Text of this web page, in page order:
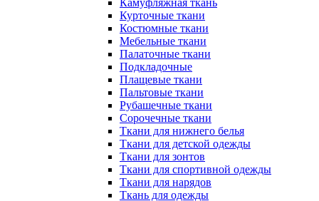
Камуфляжная ткань
Курточные ткани
Костюмные ткани
Мебельные ткани
Палаточные ткани
Подкладочные
Плащевые ткани
Пальтовые ткани
Рубашечные ткани
Сорочечные ткани
Ткани для нижнего белья
Ткани для детской одежды
Ткани для зонтов
Ткани для спортивной одежды
Ткани для нарядов
Ткань для одежды